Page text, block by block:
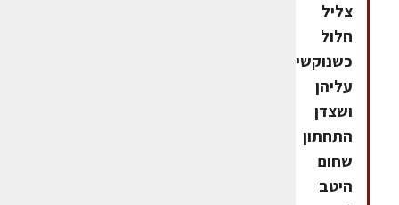
צליל
חלול
כשנוקשים
עליהן
ושצדן
התחתון
שחום
היטב